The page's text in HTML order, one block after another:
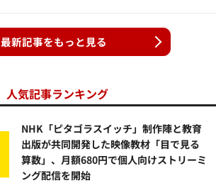
最新記事をもっと見る
人気記事ランキング
NHK「ピタゴラスイッチ」制作陣と教育
出版が共同開発した映像教材「目で見る
算数」、月額680円で個人向けストリーミ
ング配信を開始